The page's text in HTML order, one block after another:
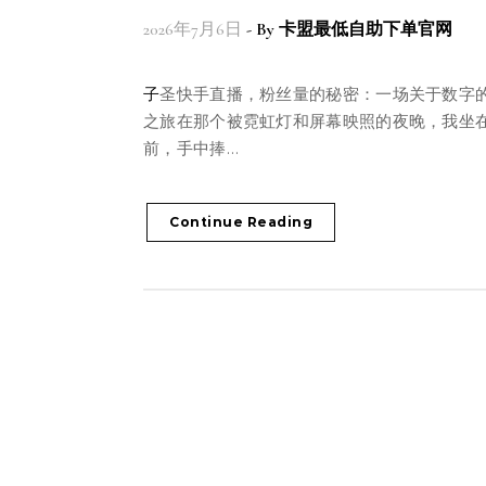
2026年7月6日 - By 卡盟最低自助下单官网
子圣快手直播，粉丝量的秘密：一场关于数字的哲学
之旅在那个被霓虹灯和屏幕映照的夜晚，我坐
前，手中捧…
Continue Reading